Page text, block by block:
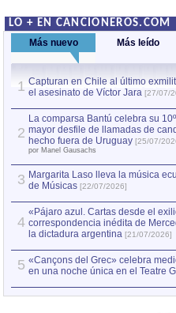
LO + EN CANCIONEROS.COM
Más nuevo Más leído
1 Capturan en Chile al último
el asesinato de Víctor Jara [27/07/
2
La comparsa Bantú celebra su
mayor desfile de llamadas de
hecho fuera de Uruguay [25/07/
por Manel Gausachs
3 Margarita Laso lleva la música
de Músicas [22/07/2026]
4
«Pájaro azul. Cartas desde el
correspondencia inédita de
la dictadura argentina [21/07/2026]
5 «Cançons del Grec» celebra
en una noche única en el Teatre